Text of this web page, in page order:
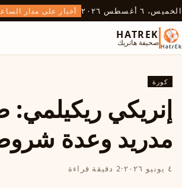
الخميس، ٦ أغسطس ٢٠٢٦ أخبار على مدار
HATREK
صحيفة هاتريك
كورة
إنريكي ريكيلمي:
مدريد وعدة
٤ يونيو ٢٠٢٦ ·2 دقيقة قراءة